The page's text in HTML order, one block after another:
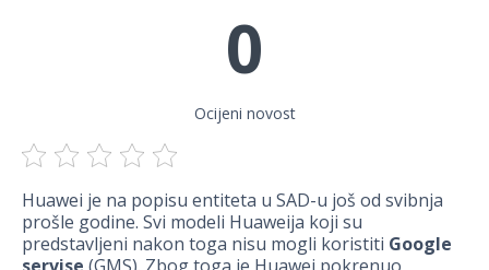
0
Ocijeni novost
Huawei je na popisu entiteta u SAD-u još od svibnja
prošle godine. Svi modeli Huaweija koji su
predstavljeni nakon toga nisu mogli koristiti Google